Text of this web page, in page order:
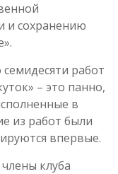
и сохранению
работ
– это панно,
в
из работ были
впервые.
клуба